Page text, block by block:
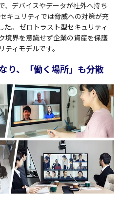
、 デバイスやデータが社外へ持ち
セキュリティ では脅威への対策が充
。 ゼロトラスト型セキュリティ
境界を意識せず企業の資産を保護
ティモデルです。
り、「働く場所」も分散